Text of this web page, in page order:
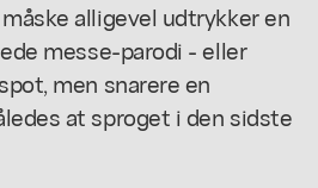
alligevel udtrykker en
messe-parodi - eller
men snarere en
at sproget i den sidste